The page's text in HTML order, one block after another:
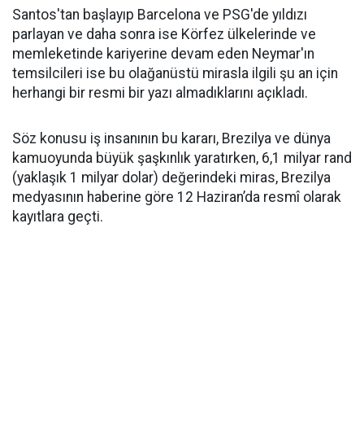
Santos'tan başlayıp Barcelona ve PSG'de yıldızı
parlayan ve daha sonra ise Körfez ülkelerinde ve
memleketinde kariyerine devam eden Neymar'ın
temsilcileri ise bu olağanüstü mirasla ilgili şu an için
herhangi bir resmi bir yazı almadıklarını açıkladı.
Söz konusu iş insanının bu kararı, Brezilya ve dünya
kamuoyunda büyük şaşkınlık yaratırken, 6,1 milyar rand
(yaklaşık 1 milyar dolar) değerindeki miras, Brezilya
medyasının haberine göre 12 Haziran’da resmî olarak
kayıtlara geçti.